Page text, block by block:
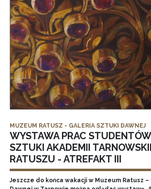
MUZEUM RATUSZ - GALERIA SZTUKI DAWNEJ
WYSTAWA PRAC
SZTUKI AKADEMII
RATUSZU - ATREFAKT III
Jeszcze do końca wakacji w Muzeum Ratusz